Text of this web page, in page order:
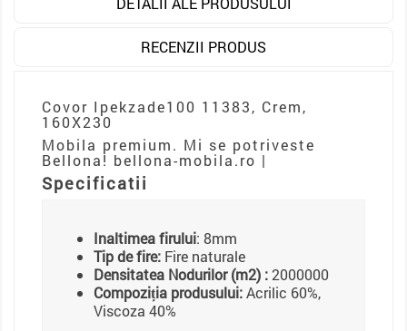
RECENZII PRODUS
Covor Ipekzade100 11383, Crem,
160X230
Mobila premium. Mi se potriveste
Bellona! bellona-mobila.ro |
Specificatii
Inaltimea firului: 8mm
Tip de fire: Fire naturale
Densitatea Nodurilor (m2) : 2000000
Compoziția produsului:Acrilic 60%,
Viscoza 40%